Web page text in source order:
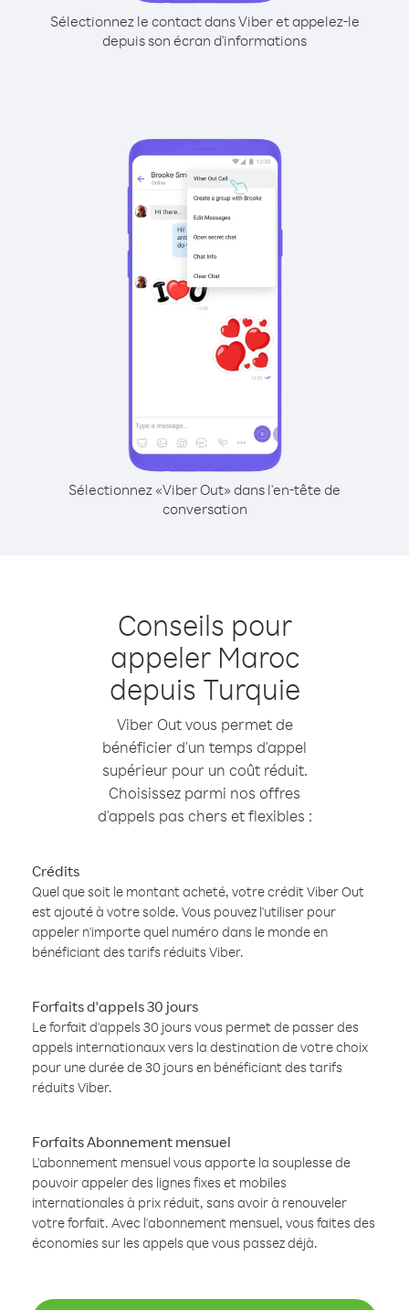
Sélectionnez le contact dans Viber et appelez-le
depuis son écran d'informations
Sélectionnez «Viber Out» dans l'en-tête de
conversation
Conseils pour
appeler Maroc
depuis Turquie
Viber Out vous permet de
bénéficier d'un temps d'appel
supérieur pour un coût réduit.
Choisissez parmi nos offres
d'appels pas chers et flexibles :
Crédits
Quel que soit le montant acheté, votre crédit Viber Out
est ajouté à votre solde. Vous pouvez l'utiliser pour
appeler n'importe quel numéro dans le monde en
bénéficiant des tarifs réduits Viber.
Forfaits d'appels 30 jours
Le forfait d'appels 30 jours vous permet de passer des
appels internationaux vers la destination de votre choix
pour une durée de 30 jours en bénéficiant des tarifs
réduits Viber.
Forfaits Abonnement mensuel
L'abonnement mensuel vous apporte la souplesse de
pouvoir appeler des lignes fixes et mobiles
internationales à prix réduit, sans avoir à renouveler
votre forfait. Avec l'abonnement mensuel, vous faites des
économies sur les appels que vous passez déjà.